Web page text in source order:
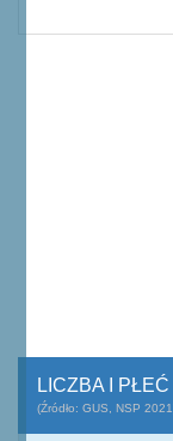
LICZBA I
(Źródło: GUS, NSP